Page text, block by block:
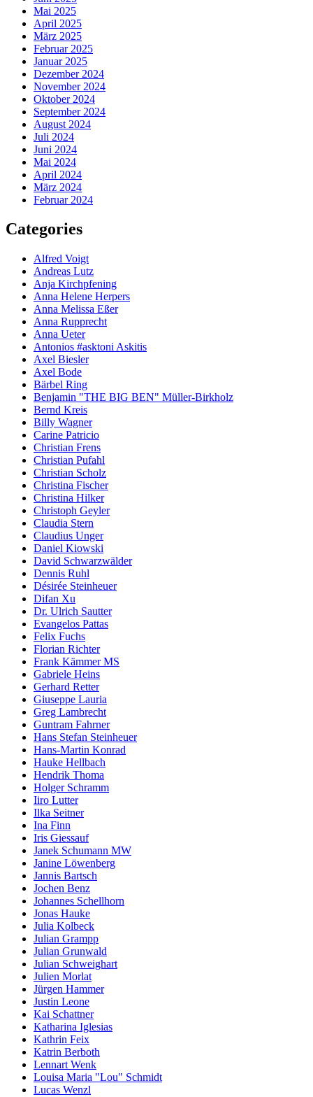
Mai 2025
April 2025
März 2025
Februar 2025
Januar 2025
Dezember 2024
November 2024
Oktober 2024
September 2024
August 2024
Juli 2024
Juni 2024
Mai 2024
April 2024
März 2024
Februar 2024
Categories
Alfred Voigt
Andreas Lutz
Anja Kirchpfening
Anna Helene Herpers
Anna Melissa Eßer
Anna Rupprecht
Anna Ueter
Antonios #asktoni Askitis
Axel Biesler
Axel Bode
Bärbel Ring
Benjamin "THE BIG BEN" Müller-Birkholz
Bernd Kreis
Billy Wagner
Carine Patricio
Christian Frens
Christian Pufahl
Christian Scholz
Christina Fischer
Christina Hilker
Christoph Geyler
Claudia Stern
Claudius Unger
Daniel Kiowski
David Schwarzwälder
Dennis Ruhl
Désirée Steinheuer
Difan Xu
Dr. Ulrich Sautter
Evangelos Pattas
Felix Fuchs
Florian Richter
Frank Kämmer MS
Gabriele Heins
Gerhard Retter
Giuseppe Lauria
Greg Lambrecht
Guntram Fahrner
Hans Stefan Steinheuer
Hans-Martin Konrad
Hauke Hellbach
Hendrik Thoma
Holger Schramm
Iiro Lutter
Ilka Seitner
Ina Finn
Iris Giessauf
Janek Schumann MW
Janine Löwenberg
Jannis Bartsch
Jochen Benz
Johannes Schellhorn
Jonas Hauke
Julia Kolbeck
Julian Grampp
Julian Grunwald
Julian Schweighart
Julien Morlat
Jürgen Hammer
Justin Leone
Kai Schattner
Katharina Iglesias
Kathrin Feix
Katrin Berboth
Lennart Wenk
Louisa Maria "Lou" Schmidt
Lucas Wenzl